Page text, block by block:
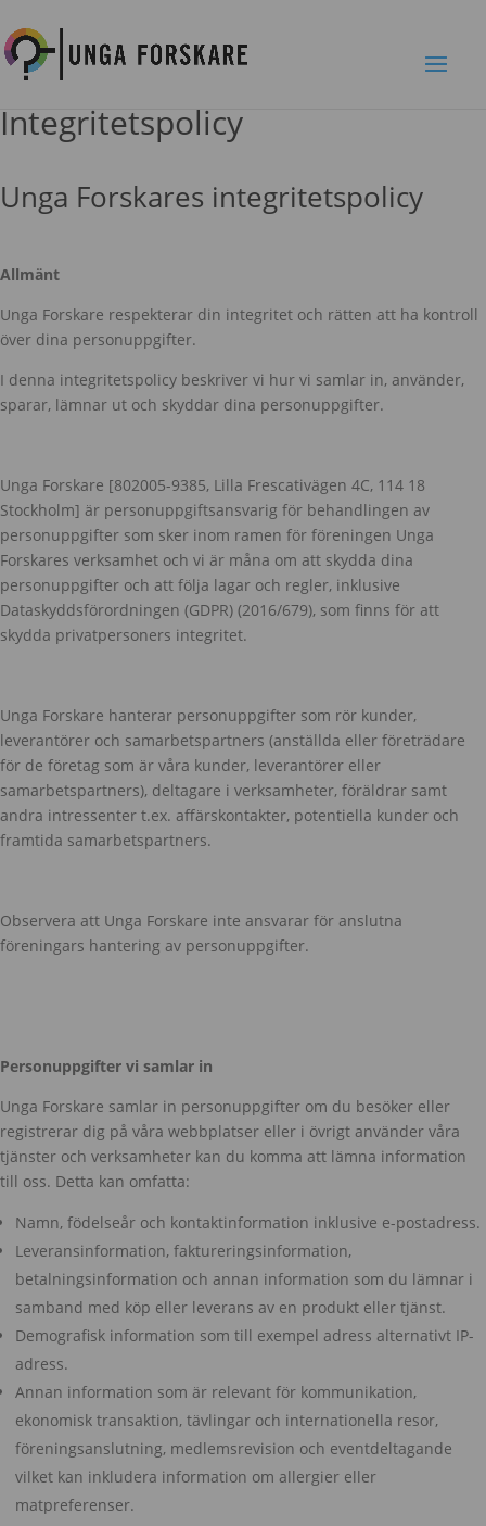
Integritetspolicy
Unga Forskares integritetspolicy
Allmänt
Unga Forskare respekterar din integritet och rätten att ha kontroll
över dina personuppgifter.
I denna integritetspolicy beskriver vi hur vi samlar in, använder,
sparar, lämnar ut och skyddar dina personuppgifter.
Unga Forskare [802005-9385, Lilla Frescativägen 4C, 114 18
Stockholm] är personuppgiftsansvarig för behandlingen av
personuppgifter som sker inom ramen för föreningen Unga
Forskares verksamhet och vi är måna om att skydda dina
personuppgifter och att följa lagar och regler, inklusive
Dataskyddsförordningen (GDPR) (2016/679), som finns för att
skydda privatpersoners integritet.
Unga Forskare hanterar personuppgifter som rör kunder,
leverantörer och samarbetspartners (anställda eller företrädare
för de företag som är våra kunder, leverantörer eller
samarbetspartners), deltagare i verksamheter, föräldrar samt
andra intressenter t.ex. affärskontakter, potentiella kunder och
framtida samarbetspartners.
Observera att Unga Forskare inte ansvarar för anslutna
föreningars hantering av personuppgifter.
Personuppgifter vi samlar in
Unga Forskare samlar in personuppgifter om du besöker eller
registrerar dig på våra webbplatser eller i övrigt använder våra
tjänster och verksamheter kan du komma att lämna information
till oss. Detta kan omfatta:
Namn, födelseår och kontaktinformation inklusive e-postadress.
Leveransinformation, faktureringsinformation,
betalningsinformation och annan information som du lämnar i
samband med köp eller leverans av en produkt eller tjänst.
Demografisk information som till exempel adress alternativt IP-
adress.
Annan information som är relevant för kommunikation,
ekonomisk transaktion, tävlingar och internationella resor,
föreningsanslutning, medlemsrevision och eventdeltagande
vilket kan inkludera information om allergier eller
matpreferenser.